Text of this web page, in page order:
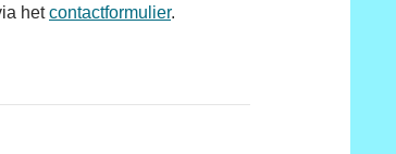
hetcontactformulier.